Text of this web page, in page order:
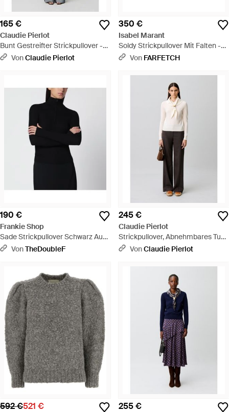
165 €
Claudie Pierlot
Bunt Gestreifter Strickpullover -
BlauVonClaudie Pierlot
350 €
Isabel Marant
Soldy Strickpullover Mit Falten -
Schwarz
Von FARFETCH
190 €
Frankie Shop
Sade Strickpullover Schwarz Aus
Merinowolle Und Seide - Schwarz
VonTheDoubleF
245 €
Claudie Pierlot
Strickpullover, Abnehmbares Tuch
- Weiß
VonClaudie Pierlot
592 €521 € 255 €